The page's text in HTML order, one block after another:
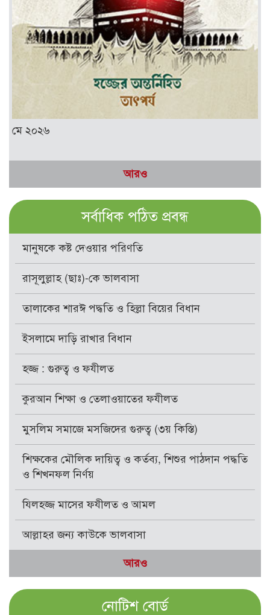
মে ২০২৬
আরও
সর্বাধিক পঠিত প্রবন্ধ
মানুষকে কষ্ট দেওয়ার পরিণতি
রাসূলুল্লাহ (ছাঃ)-কে ভালবাসা
তালাকের শারঈ পদ্ধতি ও হিল্লা বিয়ের বিধান
ইসলামে দাড়ি রাখার বিধান
হজ্জ : গুরুত্ব ও ফযীলত
কুরআন শিক্ষা ও তেলাওয়াতের ফযীলত
মুসলিম সমাজে মসজিদের গুরুত্ব (৩য় কিস্তি)
শিক্ষকের মৌলিক দায়িত্ব ও কর্তব্য, শিশুর পাঠদান পদ্ধতি
ও শিখনফল নির্ণয়
যিলহজ্জ মাসের ফযীলত ও আমল
আল্লাহর জন্য কাউকে ভালবাসা
আরও
নোটিশ বোর্ড